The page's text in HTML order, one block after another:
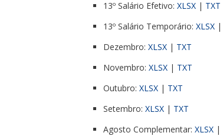
13º Salário Efetivo: XLSX | TXT
13º Salário Temporário: XLSX |
Dezembro: XLSX | TXT
Novembro: XLSX | TXT
Outubro: XLSX | TXT
Setembro: XLSX | TXT
Agosto Complementar: XLSX |